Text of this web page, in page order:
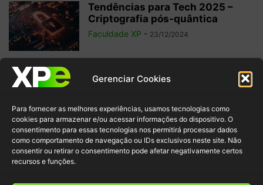
Gerenciar Cookies
Para fornecer as melhores experiências, usamos tecnologias como
cookies para armazenar e/ou acessar informações do dispositivo. O
consentimento para essas tecnologias nos permitirá processar dados
como comportamento de navegação ou IDs exclusivos neste site. Não
consentir ou retirar o consentimento pode afetar negativamente certos
recursos e funções.
Tendências para Tech 2025 –
Criptografia pós-quântica
Faculdade XP - 23/12/2024
A importância da Segurança
Cibernética para o setor
Faculdade XP - 14/10/2024
Nômade Digital: 10 Profissões na
Área de Tecnologia para